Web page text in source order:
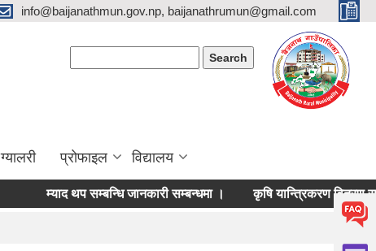
info@baijanathmun.gov.np, baijanathrumun@gmail.com
ग्यालरी प्रोफाइल विद्यालय
म्याद थप सम्बन्धि जानकारी सम्बन्धमा । कृषि यान्त्रिकरण वितरण